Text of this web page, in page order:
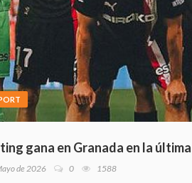
gana en Granada en la
de 2026 0 1588